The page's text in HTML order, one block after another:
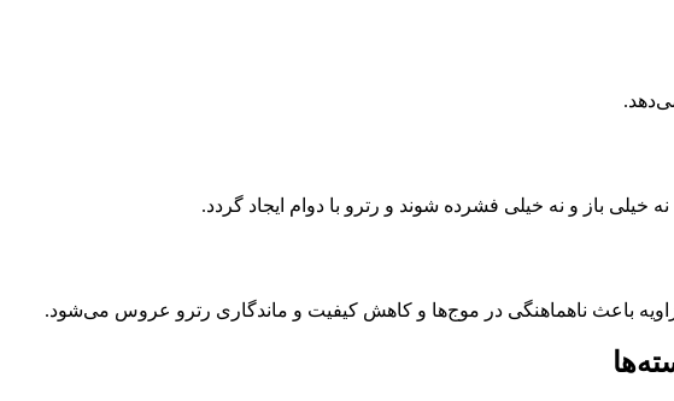
خیلی باز و نه خیلی فشرده شوند و رترو با دوام ایجاد گردد.
زاویه باعث ناهماهنگی در موج‌ها و کاهش کیفیت و ماندگاری رترو عروس می‌شود.